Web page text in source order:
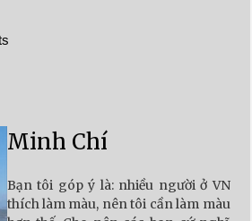
Minh Chí
Bạn tôi góp ý là: nhiều người ở VN
thích làm màu, nên tôi cần làm màu